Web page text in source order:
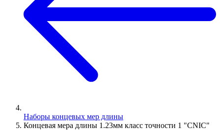
Наборы концевых мер длины
Концевая мера длины 1.23мм класс точности 1 "CNIC"